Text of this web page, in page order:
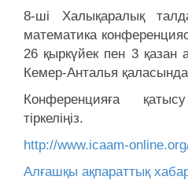
8-ші Халықаралық
математика
26 қыркүйек пен 3 қазан
Кемер-Анталья қаласында
Конференцияға
тіркеліңіз.
http://www.icaam-
Алғашқы ақпараттық